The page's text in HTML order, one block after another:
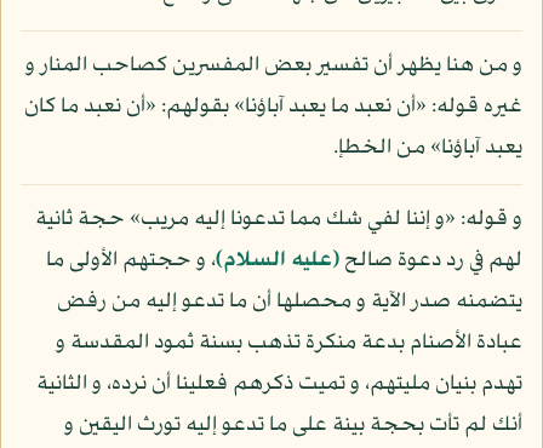
و من هنا يظهر أن تفسير بعض المفسرين كصاحب المنار و
غيره قوله: «أن نعبد ما يعبد آباؤنا» بقولهم: «أن نعبد ما كان
يعبد آباؤنا» من الخطإ.
و قوله: «و إننا لفي شك مما تدعونا إليه مريب» حجة ثانية
لهم في رد دعوة صالح(عليه السلام)، و حجتهم الأولى ما
يتضمنه صدر الآية و محصلها أن ما تدعو إليه من رفض
عبادة الأصنام بدعة منكرة تذهب بسنة ثمود المقدسة و
تهدم بنيان مليتهم، و تميت ذكرهم فعلينا أن نرده، و الثانية
أنك لم تأت بحجة بينة على ما تدعو إليه تورث اليقين و